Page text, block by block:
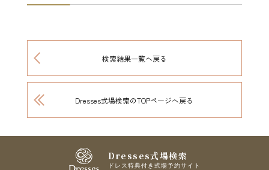
検索結果一覧へ戻る
Dresses式場検索のTOPページへ戻る
Dresses式場検索
ドレス特典付き式場予約サイト